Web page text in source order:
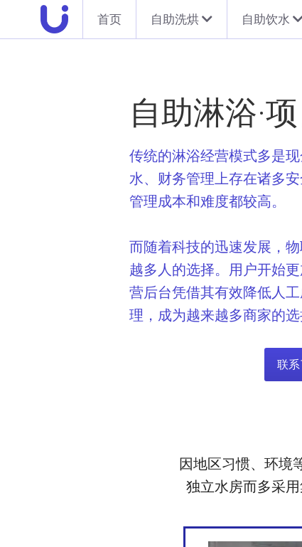
首页 自助洗烘 自助饮水
自助淋浴·
传统的淋浴经营模式多是
水、财务管理上存在诸多
管理成本和难度都较高。
而随着科技的迅速发展，
越多人的选择。用户开始
营后台凭借其有效降低人
理，成为越来越多商家的选
联
因地区习惯、环境
独立水房而多采